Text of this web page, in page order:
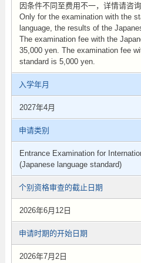
因条件不同至费用不一，详情请咨询
Only for the examination with the
language, the results of the
The examination fee with the
35,000 yen. The examination fee
standard is 5,000 yen.
入学年月
2027年4月
申请类别
Entrance Examination for
(Japanese language standard)
个别资格审查的截止日期
2026年6月12日
申请时期的开始日期
2026年7月2日